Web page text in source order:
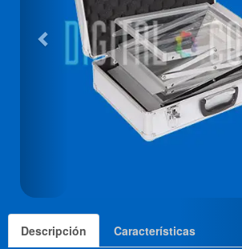
Descripción Características